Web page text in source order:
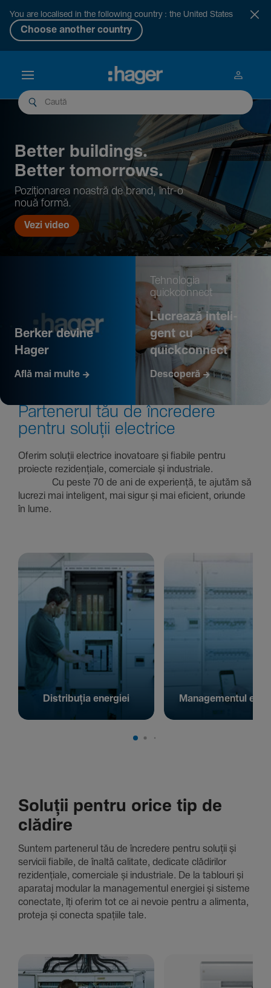
You are localised in the following country : the United States
Choose another country
Better buil­dings.
Better tomor­rows.
Pozi­țio­narea noastră de brand, într-o
nouă formă.
Vezi video
Berker devine
Hager
Află mai multe
Tehno­logia
quickconnect
Lucrează inte­li­
gent cu
quickconnect
Descoperă
Parte­nerul tău de încre­dere
pentru soluții electrice
Oferim soluții electrice inova­toare și fiabile pentru
proiecte rezi­den­țiale, comer­ciale și indus­triale.
Cu peste 70 de ani de expe­riență, te ajutăm să
lucrezi mai inte­li­gent, mai sigur și mai eficient, oriunde
în lume.
Distribuția energiei Managementul
Soluții pentru orice tip de
clădire
Suntem parte­nerul tău de încre­dere pentru soluții și
servicii fiabile, de înaltă cali­tate, dedi­cate clădi­rilor
rezi­den­țiale, comer­ciale și indus­triale. De la tablouri și
aparataj modular la managementul energiei și sisteme
conec­tate, îți oferim tot ce ai nevoie pentru a alimenta,
proteja și conecta spațiile tale.